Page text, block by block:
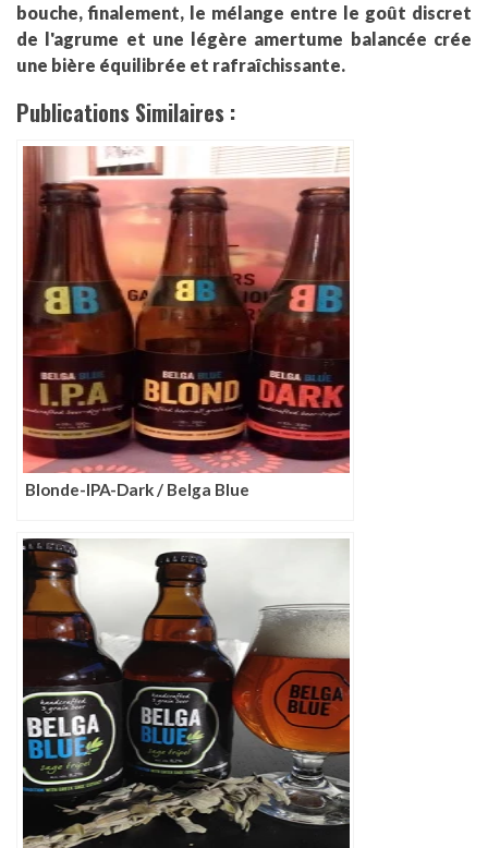
bouche, finalement, le mélange entre le goût discret
de l'agrume et une légère amertume balancée crée
une bière équilibrée et rafraîchissante.
Publications Similaires :
Blonde-IPA-Dark / Belga Blue